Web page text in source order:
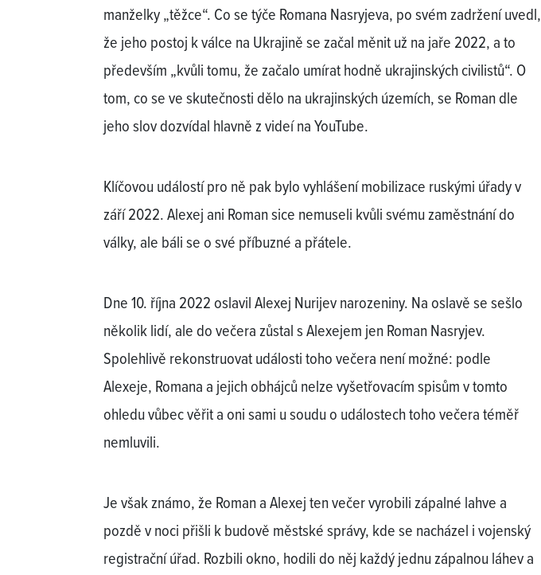
manželky „těžce“. Co se týče Romana Nasryjeva, po svém zadržení uvedl,
že jeho postoj k válce na Ukrajině se začal měnit už na jaře 2022, a to
především „kvůli tomu, že začalo umírat hodně ukrajinských civilistů“. O
tom, co se ve skutečnosti dělo na ukrajinských územích, se Roman dle
jeho slov dozvídal hlavně z videí na YouTube.
Klíčovou událostí pro ně pak bylo vyhlášení mobilizace ruskými úřady v
září 2022. Alexej ani Roman sice nemuseli kvůli svému zaměstnání do
války, ale báli se o své příbuzné a přátele.
Dne 10. října 2022 oslavil Alexej Nurijev narozeniny. Na oslavě se sešlo
několik lidí, ale do večera zůstal s Alexejem jen Roman Nasryjev.
Spolehlivě rekonstruovat události toho večera není možné: podle
Alexeje, Romana a jejich obhájců nelze vyšetřovacím spisům v tomto
ohledu vůbec věřit a oni sami u soudu o událostech toho večera téměř
nemluvili.
Je však známo, že Roman a Alexej ten večer vyrobili zápalné lahve a
pozdě v noci přišli k budově městské správy, kde se nacházel i vojenský
registrační úřad. Rozbili okno, hodili do něj každý jednu zápalnou láhev a